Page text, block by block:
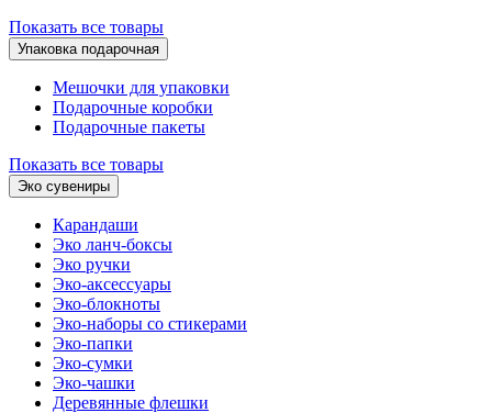
Показать все товары
Упаковка подарочная
Мешочки для упаковки
Подарочные коробки
Подарочные пакеты
Показать все товары
Эко сувениры
Карандаши
Эко ланч-боксы
Эко ручки
Эко-аксессуары
Эко-блокноты
Эко-наборы со стикерами
Эко-папки
Эко-сумки
Эко-чашки
Деревянные флешки